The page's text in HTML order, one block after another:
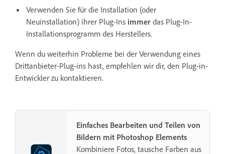
Verwenden Sie für die Installation (oder
Neuinstallation) ihrer Plug-Ins immer das Plug-In-
Installationsprogramm des Herstellers.
Wenn du weiterhin Probleme bei der Verwendung eines
Drittanbieter-Plug-ins hast, empfehlen wir dir, den Plug-in-
Entwickler zu kontaktieren.
Einfaches Bearbeiten und Teilen von
Bildern mit Photoshop Elements
Kombiniere Fotos, tausche Farben aus